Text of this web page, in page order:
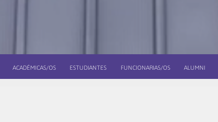
ACADÉMICAS/OS ESTUDIANTES FUNCIONARIAS/OS ALUMNI